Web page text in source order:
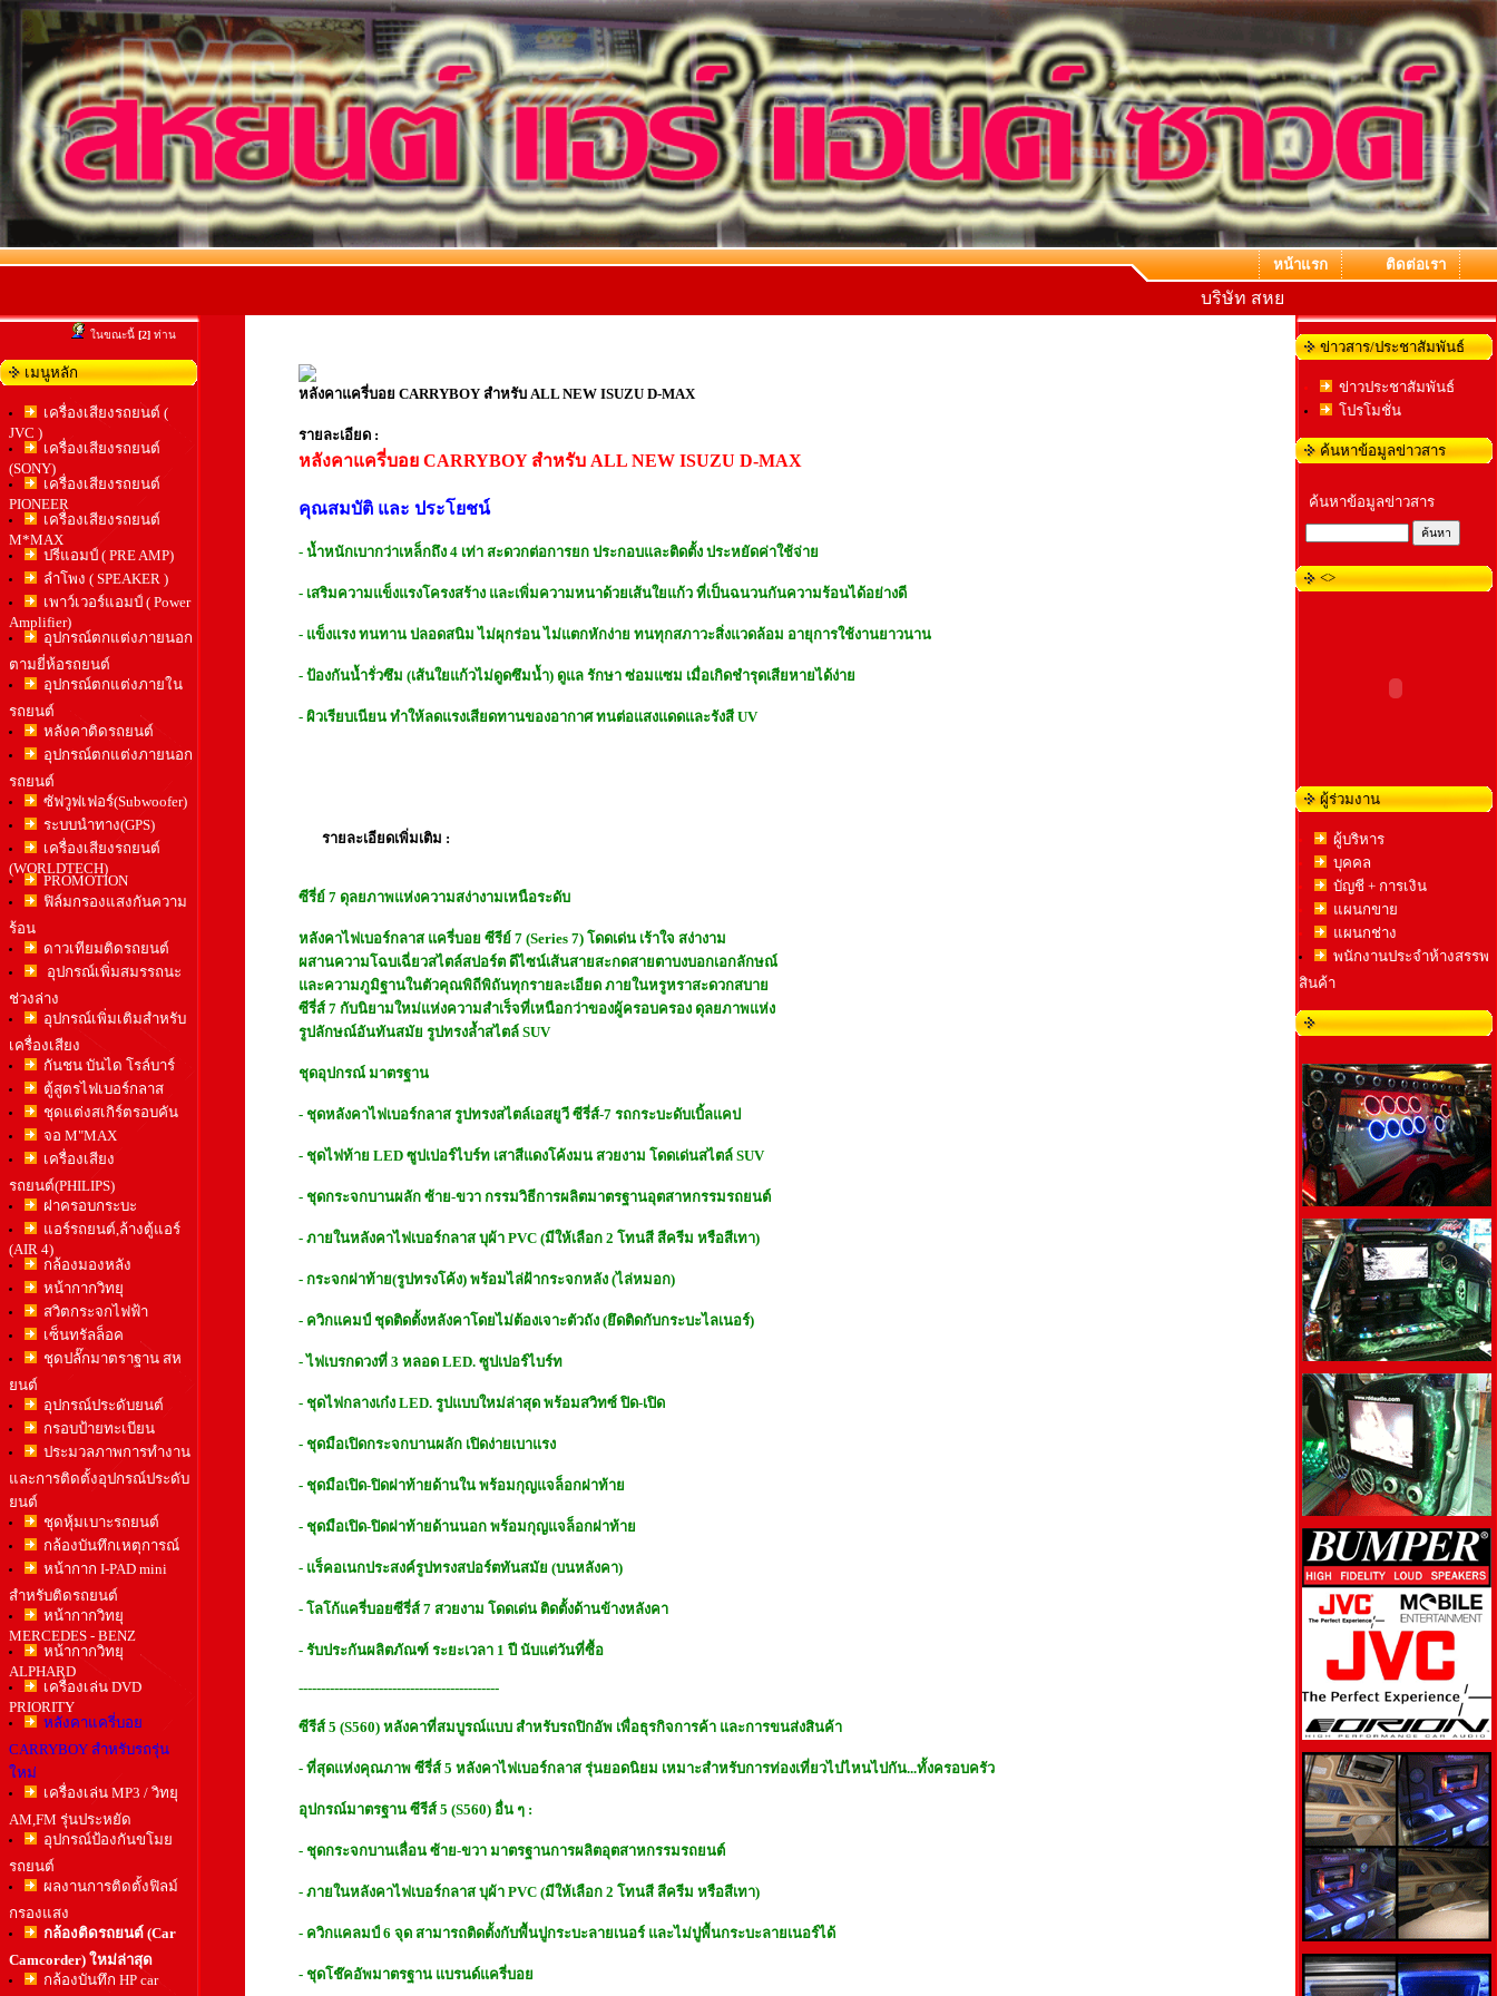
หน้าแรก ติดต่อเรา
บริษัท สหยนต์ แอร์ แอนด์ ซาวด์ จำกัด
ในขณะนี้ [2] ท่าน
เมนูหลัก
เครื่องเสียงรถยนต์ (
JVC )
เครื่องเสียงรถยนต์
(SONY)
เครื่องเสียงรถยนต์
PIONEER
เครื่องเสียงรถยนต์
M*MAX
ปรีแอมป์ ( PRE AMP)
ลำโพง ( SPEAKER )
เพาว์เวอร์แอมป์ ( Power
Amplifier)
อุปกรณ์ตกแต่งภายนอก
ตามยี่ห้อรถยนต์
อุปกรณ์ตกแต่งภายใน
รถยนต์
หลังคาติดรถยนต์
อุปกรณ์ตกแต่งภายนอก
รถยนต์
ซัฟวูฟเฟอร์(Subwoofer)
ระบบนำทาง(GPS)
เครื่องเสียงรถยนต์
(WORLDTECH)
PROMOTION
ฟิล์มกรองแสงกันความ
ร้อน
ดาวเทียมติดรถยนต์
อุปกรณ์เพิ่มสมรรถนะ
ช่วงล่าง
อุปกรณ์เพิ่มเติมสำหรับ
เครื่องเสียง
กันชน บันได โรล์บาร์
ตู้สูตรไฟเบอร์กลาส
ชุดแต่งสเกิร์ตรอบคัน
จอ M"MAX
เครื่องเสียง
รถยนต์(PHILIPS)
ฝาครอบกระบะ
แอร์รถยนต์,ล้างตู้แอร์
(AIR 4)
กล้องมองหลัง
หน้ากากวิทยุ
สวิตกระจกไฟฟ้า
เซ็นทรัลล็อค
ชุดปลั๊กมาตราฐาน สห
ยนต์
อุปกรณ์ประดับยนต์
กรอบป้ายทะเบียน
ประมวลภาพการทำงาน
และการติดตั้งอุปกรณ์ประดับ
ยนต์
ชุดหุ้มเบาะรถยนต์
กล้องบันทึกเหตุการณ์
หน้ากาก I-PAD mini
สำหรับติดรถยนต์
หน้ากากวิทยุ
MERCEDES - BENZ
หน้ากากวิทยุ
ALPHARD
เครื่องเล่น DVD
PRIORITY
หลังคาแครี่บอย
CARRYBOY สำหรับรถรุ่น
ใหม่
เครื่องเล่น MP3 / วิทยุ
AM,FM รุ่นประหยัด
อุปกรณ์ป้องกันขโมย
รถยนต์
ผลงานการติดตั้งฟิลม์
กรองแสง
กล้องติดรถยนต์ (Car
Camcorder) ใหม่ล่าสุด
กล้องบันทึก HP car
หลังคาแครี่บอย CARRYBOY สำหรับ ALL NEW ISUZU D-MAX
รายละเอียด :
หลังคาแครี่บอย CARRYBOY สำหรับ ALL NEW ISUZU D-MAX
คุณสมบัติ และ ประโยชน์
- น้ำหนักเบากว่าเหล็กถึง 4 เท่า สะดวกต่อการยก ประกอบและติดตั้ง ประหยัดค่าใช้จ่าย
- เสริมความแข็งแรงโครงสร้าง และเพิ่มความหนาด้วยเส้นใยแก้ว ที่เป็นฉนวนกันความร้อนได้อย่างดี
- แข็งแรง ทนทาน ปลอดสนิม ไม่ผุกร่อน ไม่แตกหักง่าย ทนทุกสภาวะสิ่งแวดล้อม อายุการใช้งานยาวนาน
- ป้องกันน้ำรั่วซึม (เส้นใยแก้วไม่ดูดซึมน้ำ) ดูแล รักษา ซ่อมแซม เมื่อเกิดชำรุดเสียหายได้ง่าย
- ผิวเรียบเนียน ทำให้ลดแรงเสียดทานของอากาศ ทนต่อแสงแดดและรังสี UV
รายละเอียดเพิ่มเติม :
ซีรี่ย์ 7 ดุลยภาพแห่งความสง่างามเหนือระดับ
หลังคาไฟเบอร์กลาส แครี่บอย ซีรีย์ 7 (Series 7) โดดเด่น เร้าใจ สง่างาม
ผสานความโฉบเฉี่ยวสไตล์สปอร์ต ดีไซน์เส้นสายสะกดสายตาบงบอกเอกลักษณ์
และความภูมิฐานในตัวคุณพิถีพิถันทุกรายละเอียด ภายในหรูหราสะดวกสบาย
ซีรี่ส์ 7 กับนิยามใหม่แห่งความสำเร็จที่เหนือกว่าของผู้ครอบครอง ดุลยภาพแห่ง
รูปลักษณ์อันทันสมัย รูปทรงล้ำสไตล์ SUV
ชุดอุปกรณ์ มาตรฐาน
- ชุดหลังคาไฟเบอร์กลาส รูปทรงสไตล์เอสยูวี ซีรี่ส์-7 รถกระบะดับเบิ้ลแคป
- ชุดไฟท้าย LED ซูปเปอร์ไบร์ท เสาสีแดงโค้งมน สวยงาม โดดเด่นสไตล์ SUV
- ชุดกระจกบานผลัก ซ้าย-ขวา กรรมวิธีการผลิตมาตรฐานอุตสาหกรรมรถยนต์
- ภายในหลังคาไฟเบอร์กลาส บุผ้า PVC (มีให้เลือก 2 โทนสี สีครีม หรือสีเทา)
- กระจกฝาท้าย(รูปทรงโค้ง) พร้อมไล่ฝ้ากระจกหลัง (ไล่หมอก)
- ควิกแคมป์ ชุดติดตั้งหลังคาโดยไม่ต้องเจาะตัวถัง (ยึดติดกับกระบะไลเนอร์)
- ไฟเบรกดวงที่ 3 หลอด LED. ซูปเปอร์ไบร์ท
- ชุดไฟกลางเก๋ง LED. รูปแบบใหม่ล่าสุด พร้อมสวิทซ์ ปิด-เปิด
- ชุดมือเปิดกระจกบานผลัก เปิดง่ายเบาแรง
- ชุดมือเปิด-ปิดฝาท้ายด้านใน พร้อมกุญแจล็อกฝาท้าย
- ชุดมือเปิด-ปิดฝาท้ายด้านนอก พร้อมกุญแจล็อกฝาท้าย
- แร็คอเนกประสงค์รูปทรงสปอร์ตทันสมัย (บนหลังคา)
- โลโก้แครี่บอยซีรี่ส์ 7 สวยงาม โดดเด่น ติดตั้งด้านข้างหลังคา
- รับประกันผลิตภัณฑ์ ระยะเวลา 1 ปี นับแต่วันที่ซื้อ
---------------------------------------------
ซีรีส์ 5 (S560) หลังคาที่สมบูรณ์แบบ สำหรับรถปิกอัพ เพื่อธุรกิจการค้า และการขนส่งสินค้า
- ที่สุดแห่งคุณภาพ ซีรี่ส์ 5 หลังคาไฟเบอร์กลาส รุ่นยอดนิยม เหมาะสำหรับการท่องเที่ยวไปไหนไปกัน...ทั้งครอบครัว
อุปกรณ์มาตรฐาน ซีรีส์ 5 (S560) อื่น ๆ :
- ชุดกระจกบานเลื่อน ซ้าย-ขวา มาตรฐานการผลิตอุตสาหกรรมรถยนต์
- ภายในหลังคาไฟเบอร์กลาส บุผ้า PVC (มีให้เลือก 2 โทนสี สีครีม หรือสีเทา)
- ควิกแคลมป์ 6 จุด สามารถติดตั้งกับพื้นปูกระบะลายเนอร์ และไม่ปูพื้นกระบะลายเนอร์ได้
- ชุดโช๊คอัพมาตรฐาน แบรนด์แครี่บอย
ข่าวสาร/ประชาสัมพันธ์
ข่าวประชาสัมพันธ์
โปรโมชั่น
ค้นหาข้อมูลข่าวสาร
ค้นหาข้อมูลข่าวสาร
<>
ผู้ร่วมงาน
ผู้บริหาร
บุคคล
บัญชี + การเงิน
แผนกขาย
แผนกช่าง
พนักงานประจำห้างสรรพ
สินค้า